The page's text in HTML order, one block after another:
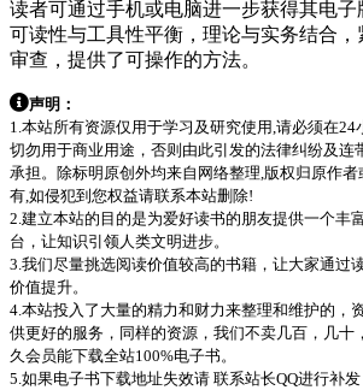
读者可通过手机或电脑进一步获得其电子
可读性与工具性平衡，理论与实务结合
审查，提供了可操作的方法。
声明：
1.本站所有资源仅用于学习及研究使用,请必须在24
切勿用于商业用途，否则由此引发的法律纠纷及连
承担。除标明原创外均来自网络整理,版权归原作
有,如侵犯到您权益请联系本站删除!
2.建立本站的目的是为爱好读书的朋友提供一个丰
台，让知识引领人类文明进步。
3.我们尽量挑选阅读价值较高的书籍，让大家通过
价值提升。
4.本站投入了大量的精力和财力来整理和维护的，
供更好的服务，同样的资源，我们不卖几百，几十
久会员能下载全站100%电子书。
5.如果电子书下载地址失效请 联系站长QQ进行补